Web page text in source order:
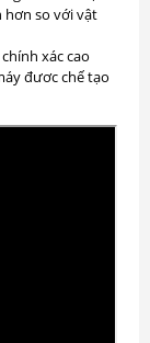
hơn so với vật
xác cao
đươc chế tạo